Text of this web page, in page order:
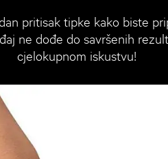
pritisak tipke kako biste
ne dođe do savršenih
cjelokupnom iskustvu!